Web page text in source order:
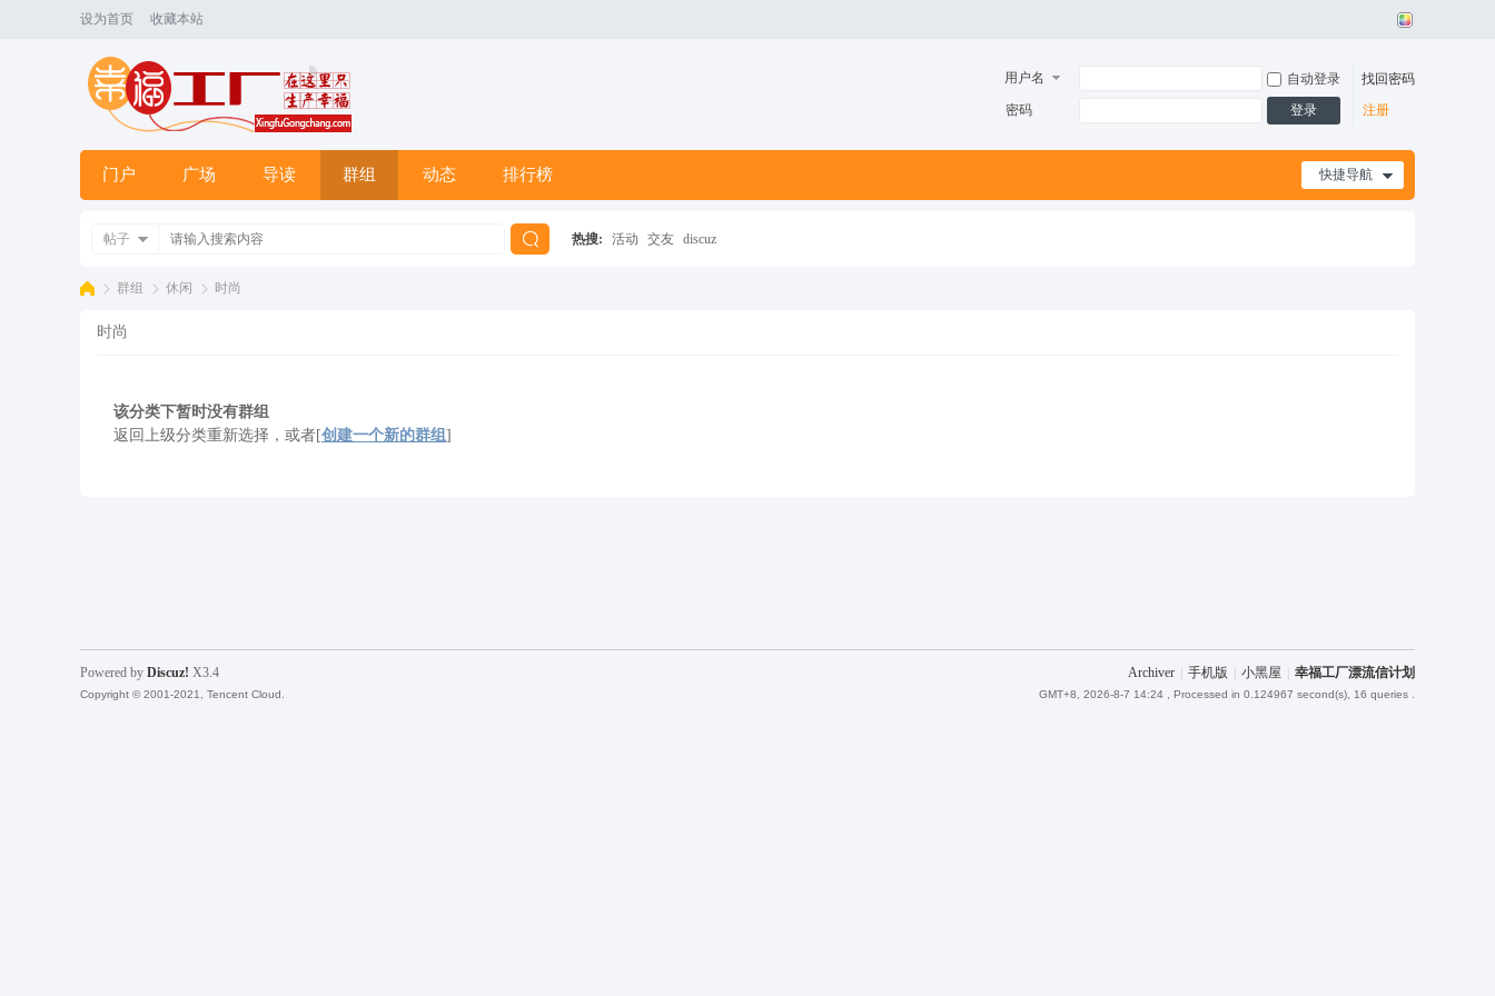
设为首页 收藏本站
用户名 自动登录
找回密码
密码
登录 注册
快捷导航
门户 广场 导读 群组 动态 排行榜
帖子 热搜: 活动 交友 discuz
群组 休闲 时尚
时尚
该分类下暂时没有群组
返回上级分类重新选择，或者[创建一个新的群组]
Archiver 手机版 小黑屋 幸福工厂漂流信计划
GMT+8, 2026-8-7 14:24 , Processed in 0.124967 second(s), 16 queries .
Powered by Discuz! X3.4
Copyright © 2001-2021, Tencent Cloud.